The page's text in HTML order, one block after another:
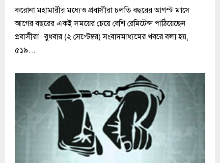
করোনা মহামারীর মধ্যেও প্রবাসীরা চলতি বছরের আগস্ট মাসে
আগের বছরের একই সময়ের চেয়ে বেশি রেমিটেন্স পাঠিয়েছেন
প্রবাসীরা। বুধবার (২ সেপ্টেম্বর) সংবাদমাধ্যমের খবরে বলা হয়,
৫১৯...